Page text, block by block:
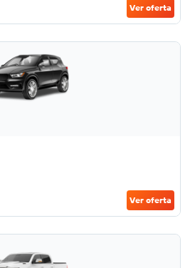
Ver oferta
Ver oferta